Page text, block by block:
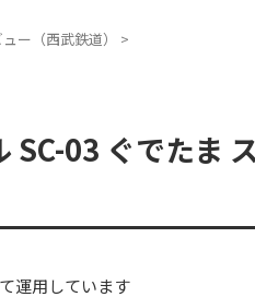
ー（西武鉄道） >
03 ぐでたま
運用しています